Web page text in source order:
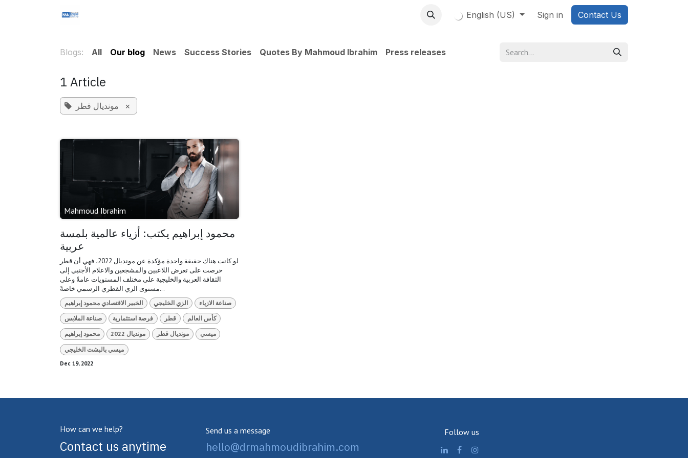
English (US) Sign in Contact Us
Blogs: All Our blog News Success Stories Quotes By Mahmoud Ibrahim Press releases
1 Article
مونديال قطر ×
Mahmoud Ibrahim
محمود إبراهيم يكتب: أزياء عالمية بلمسة
عربية
لو كانت هناك حقيقة واحدة مؤكدة عن مونديال 2022، فهي أن قطر
حرصت على تعرض اللاعبين والمشجعين والاعلام الأجنبي إلى
الثقافة العربية والخليجية على مختلف المستويات عامةً وعلى
مستوى الزي القطري الرسمي خاصةً...
الخبير الاقتصادي محمود إبراهيم الزي الخليجي صناعة الازياء
صناعة الملابس فرصة استثمارية قطر كأس العالم
محمود إبراهيم مونديال 2022 مونديال قطر ميسي
ميسي بالبشت الخليجي
Dec 19, 2022
How can we help?
Contact us anytime
Send us a message
hello@drmahmoudibrahim.com
Follow us